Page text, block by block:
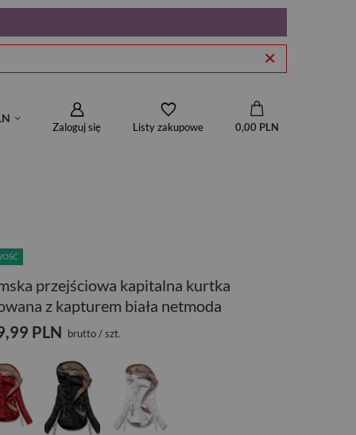
Zaloguj się Listy zakupowe 0,00 PLN
przejściowa kapitalna kurtka
z kapturem biała netmoda
PLN brutto/szt.